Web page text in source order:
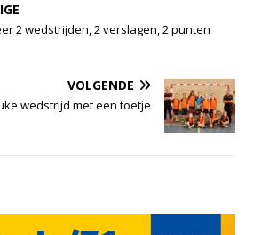
2 wedstrijden, 2 verslagen, 2 punten
VOLGENDE
wedstrijd met een toetje